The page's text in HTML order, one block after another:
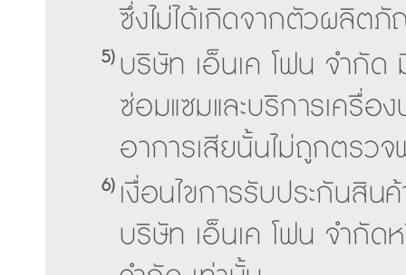
ซึ่งไม่ได้เกิดจากตัวผลิต
5) บริษัท เอ็นเค โฟน จำกัด
ซ่อมแซมและบริการเครื่อ
อาการเสียนั้นไม่ถูกตรว
6) เงื่อนไขการรับประกันสิ
บริษัท เอ็นเค โฟน จำกัด